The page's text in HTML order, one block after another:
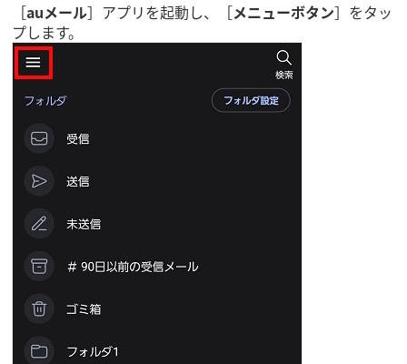
［auメール］アプリを起動し、［メニューボタン］をタッ
プします。